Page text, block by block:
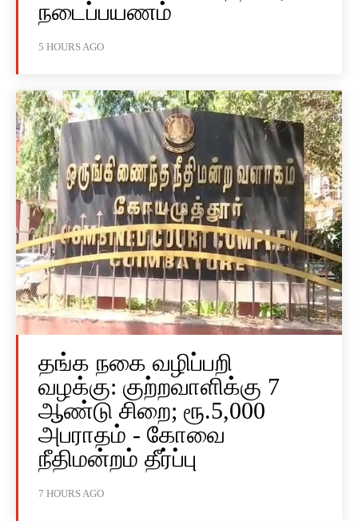
நடைப்பயணம்
5 HOURS AGO
தங்க நகை வழிப்பறி
வழக்கு: குற்றவாளிக்கு 7
ஆண்டு சிறை; ரூ.5,000
அபராதம் - கோவை
நீதிமன்றம் தீர்ப்பு
7 HOURS AGO